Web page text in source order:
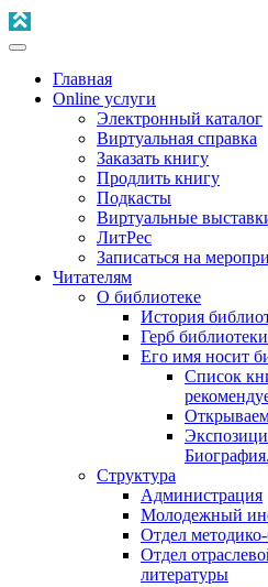
Главная
Online услуги
Электронный каталог
Виртуальная справка
Заказать книгу
Продлить книгу
Подкасты
Виртуальные
ЛитРес
Записаться на
Читателям
О библиотеке
История
Герб библиотеки
Его имя носит
Список
Структура
Администрация
Молодежный
Отдел
Отдел
литературы